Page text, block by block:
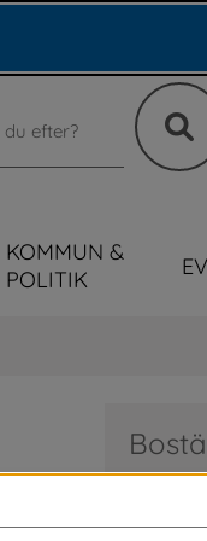
KOMMUN &
POLITIK